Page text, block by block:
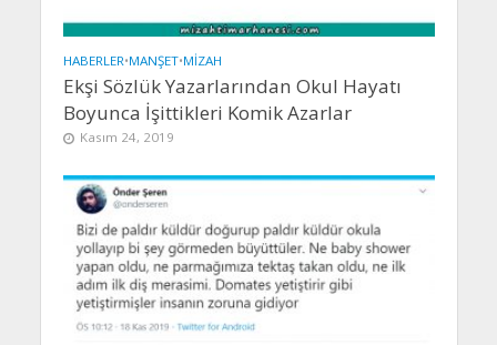
HABERLER•MANŞET•MIZAH
Ekşi Sözlük Yazarlarından Okul Hayatı
Boyunca İşittikleri Komik Azarlar
Kasım 24, 2019